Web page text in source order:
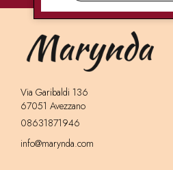
Via Garibaldi 136
67051 Avezzano
08631871946
info@marynda.com